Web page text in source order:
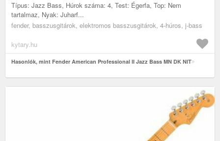
Típus: Jazz Bass, Húrok száma: 4, Test: Égerfa, Top: Nem
tartalmaz, Nyak: Juharf...
fender, basszusgitárok, elektromos basszusgitárok, 4-húros, j-bass
kytary.hu
Hasonlók, mint Fender American Professional II Jazz Bass MN DK NIT